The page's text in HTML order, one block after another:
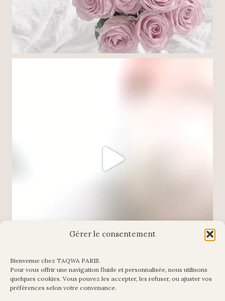
Gérer le consentement
Bienvenue chez TAQWA PARIS.
Pour vous offrir une navigation fluide et personnalisée, nous utilisons
quelques cookies. Vous pouvez les accepter, les refuser, ou ajuster vos
préférences selon votre convenance.
Charger plus Suivre sur Instagram